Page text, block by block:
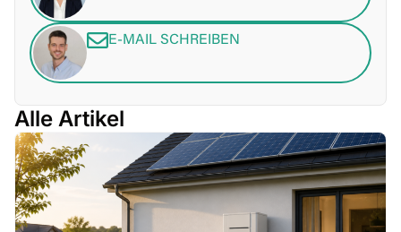
E-MAIL SCHREIBEN
Alle Artikel